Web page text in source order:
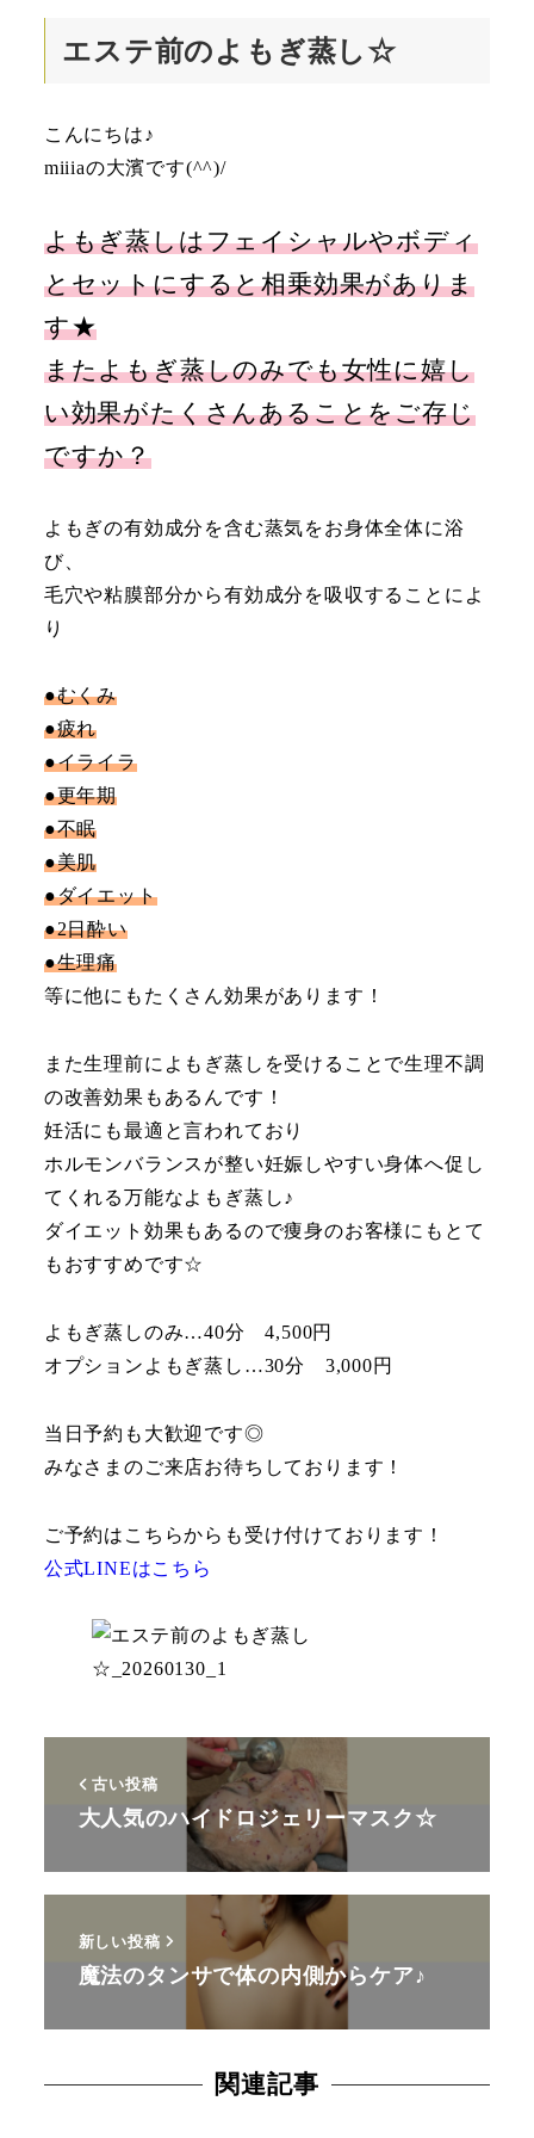
エステ前のよもぎ蒸し☆
こんにちは♪
miiiaの大濱です(^^)/
よもぎ蒸しはフェイシャルやボディ
とセットにすると相乗効果がありま
す★
またよもぎ蒸しのみでも女性に嬉し
い効果がたくさんあることをご存じ
ですか？
よもぎの有効成分を含む蒸気をお身体全体に浴
び、
毛穴や粘膜部分から有効成分を吸収することによ
り
●むくみ
●疲れ
●イライラ
●更年期
●不眠
●美肌
●ダイエット
●2日酔い
●生理痛
等に他にもたくさん効果があります！
また生理前によもぎ蒸しを受けることで生理不調
の改善効果もあるんです！
妊活にも最適と言われており
ホルモンバランスが整い妊娠しやすい身体へ促し
てくれる万能なよもぎ蒸し♪
ダイエット効果もあるので痩身のお客様にもとて
もおすすめです☆
よもぎ蒸しのみ…40分 4,500円
オプションよもぎ蒸し…30分 3,000円
当日予約も大歓迎です◎
みなさまのご来店お待ちしております！
ご予約はこちらからも受け付けております！
公式LINEはこちら
古い投稿
大人気のハイドロジェリーマスク☆
新しい投稿
魔法のタンサで体の内側からケア♪
関連記事